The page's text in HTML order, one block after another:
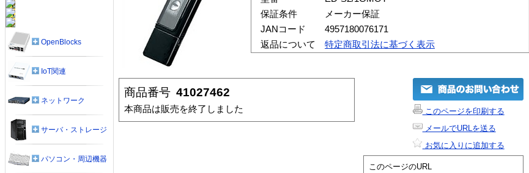
保証条件
メーカー保証
JANコード
4957180076171
返品について
特定商取引法に基づく表示
商品番号 41027462
本商品は販売を終了しました
このページを印刷する
メールでURLを送る
お気に入りに追加する
このページのURL
OpenBlocks
IoT関連
ネットワーク
サーバ・ストレージ
パソコン・周辺機器